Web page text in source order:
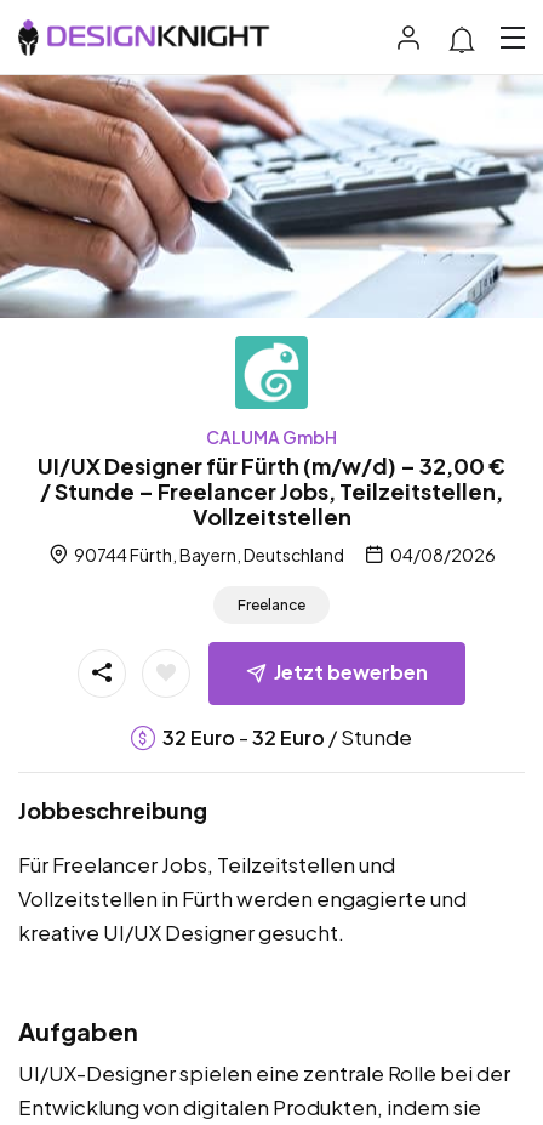
CALUMA GmbH
UI/UX Designer für Fürth (m/w/d) – 32,00 €
/ Stunde – Freelancer Jobs, Teilzeitstellen,
Vollzeitstellen
90744 Fürth, Bayern, Deutschland 04/08/2026
Freelance
Jetzt bewerben
32 Euro -32 Euro / Stunde
Jobbeschreibung
Für Freelancer Jobs, Teilzeitstellen und
Vollzeitstellen in Fürth werden engagierte und
kreative UI/UX Designer gesucht.
Aufgaben
UI/UX-Designer spielen eine zentrale Rolle bei der
Entwicklung von digitalen Produkten, indem sie